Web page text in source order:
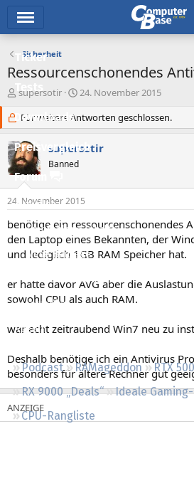
Ticker
Downloads
Preisvergleich
Forum
Aktuelles
Empfohlene Inhalte
Neue Beiträge
Neueste Aktivitäten
Leserartikel
Regeln
Podcast RAMageddon
RTX
RX 9000 „Deals“
Ideale Gaming-
CPU-Rangliste
Sicherheit
Ressourcenschonendes
E
s
t
e
l
l
e
supersotir
E
s
t
l
m
24. November 2015
Für weitere Antworten geschlossen.
supersotir
Banned
24. November 2015
benötige ein ressourcenschonendes
den Laptop eines Bekannten, der
und lediglich 1GB RAM Speicher hat.
er hatte davor AVG aber die
sowohl CPU als auch RAM.
war echt zeitraubend Win7 neu zu
Deshalb benötige ich ein Antivirus
besonders für ältere Rechner gut